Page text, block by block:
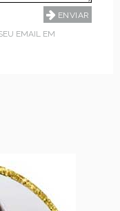
EMAIL EM